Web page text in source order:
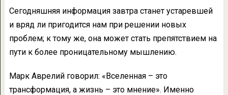
Сегодняшняя информация завтра станет устаревшей
и вряд ли пригодится нам при решении новых
проблем; к тому же, она может стать препятствием на
пути к более проницательному мышлению.
Марк Аврелий говорил: «Вселенная – это
трансформация, а жизнь – это мнение». Именно